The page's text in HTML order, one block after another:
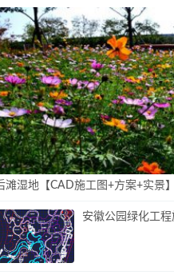
滩湿地【CAD施工图+方案+实景】
安徽公园绿化工程